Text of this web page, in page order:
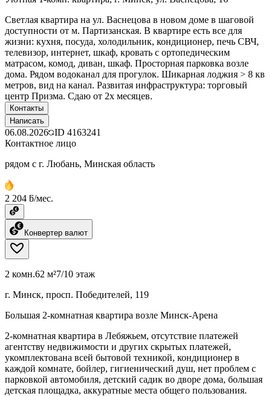
Светлая квартира на ул. Васнецова в новом доме в шаговой
доступности от м. Партизанская. В квартире есть все для
жизни: кухня, посуда, холодильник, кондиционер, печь СВЧ,
телевизор, интернет, шкаф, кровать с ортопедическим
матрасом, комод, диван, шкаф. Просторная парковка возле
дома. Рядом водоканал для прогулок. Шикарная лоджия > 8 кв
метров, вид на канал. Развитая инфраструктура: торговый
центр Призма. Сдаю от 2х месяцев.
Контакты
Написать
06.08.2026 ID 4163241
Контактное лицо
рядом с г. Любань, Минская область
2 204 ƃ/мес.
Конвертер валют
2 комн.62 м²7/10 этаж
г. Минск, просп. Победителей, 119
Большая 2-комнатная квартира возле Минск-Арена
2-комнатная квартира в Лебяжьем, отсутствие платежей
агентству недвижимости и других скрытых платежей,
укомплектована всей бытовой техникой, кондиционер в
каждой комнате, бойлер, гигиенический душ, нет проблем с
парковкой автомобиля, детский садик во дворе дома, большая
детская площадка, аккуратные места общего пользования.